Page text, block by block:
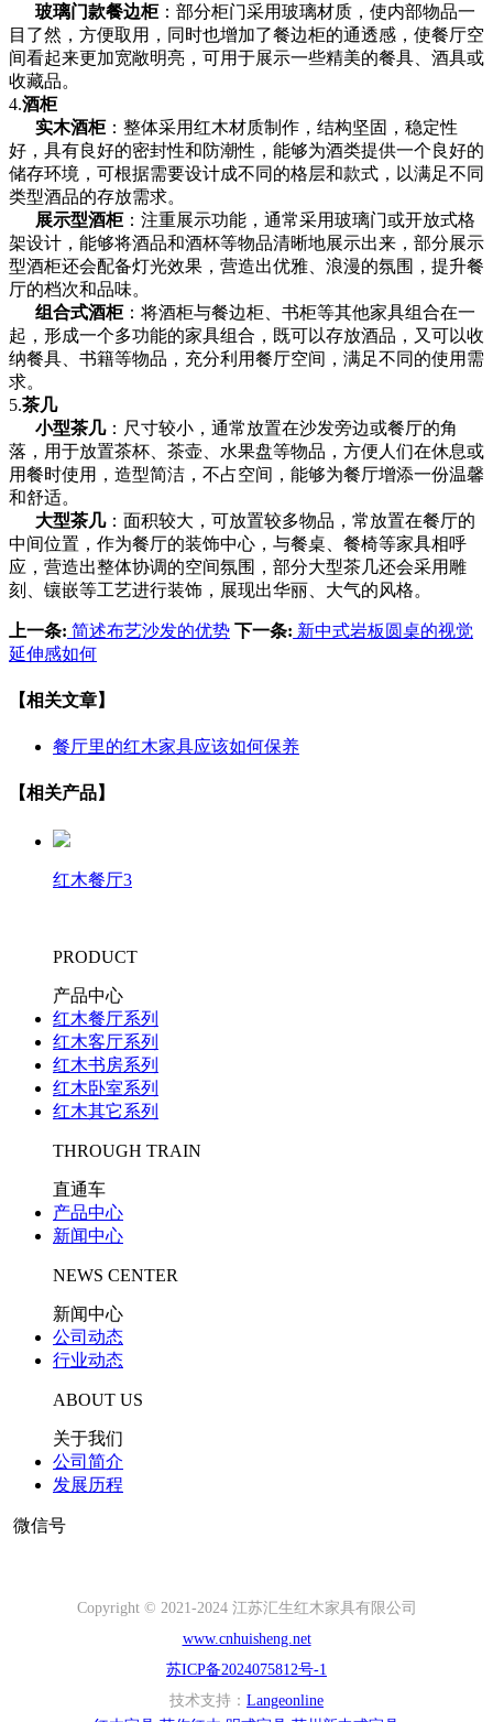
玻璃门款餐边柜：部分柜门采用玻璃材质，使内部物品一
目了然，方便取用，同时也增加了餐边柜的通透感，使餐厅空
间看起来更加宽敞明亮，可用于展示一些精美的餐具、酒具或
收藏品。
4.酒柜
实木酒柜：整体采用红木材质制作，结构坚固，稳定性
好，具有良好的密封性和防潮性，能够为酒类提供一个良好的
储存环境，可根据需要设计成不同的格层和款式，以满足不同
类型酒品的存放需求。
展示型酒柜：注重展示功能，通常采用玻璃门或开放式格
架设计，能够将酒品和酒杯等物品清晰地展示出来，部分展示
型酒柜还会配备灯光效果，营造出优雅、浪漫的氛围，提升餐
厅的档次和品味。
组合式酒柜：将酒柜与餐边柜、书柜等其他家具组合在一
起，形成一个多功能的家具组合，既可以存放酒品，又可以收
纳餐具、书籍等物品，充分利用餐厅空间，满足不同的使用需
求。
5.茶几
小型茶几：尺寸较小，通常放置在沙发旁边或餐厅的角
落，用于放置茶杯、茶壶、水果盘等物品，方便人们在休息或
用餐时使用，造型简洁，不占空间，能够为餐厅增添一份温馨
和舒适。
大型茶几：面积较大，可放置较多物品，常放置在餐厅的
中间位置，作为餐厅的装饰中心，与餐桌、餐椅等家具相呼
应，营造出整体协调的空间氛围，部分大型茶几还会采用雕
刻、镶嵌等工艺进行装饰，展现出华丽、大气的风格。
上一条: 简述布艺沙发的优势 下一条: 新中式岩板圆桌的视觉
延伸感如何
【相关文章】
餐厅里的红木家具应该如何保养
【相关产品】
红木餐厅3
PRODUCT
产品中心
红木餐厅系列
红木客厅系列
红木书房系列
红木卧室系列
红木其它系列
THROUGH TRAIN
直通车
产品中心
新闻中心
NEWS CENTER
新闻中心
公司动态
行业动态
ABOUT US
关于我们
公司简介
发展历程
微信号
Copyright © 2021-2024 江苏汇生红木家具有限公司
www.cnhuisheng.net
苏ICP备2024075812号-1
技术支持： Langeonline